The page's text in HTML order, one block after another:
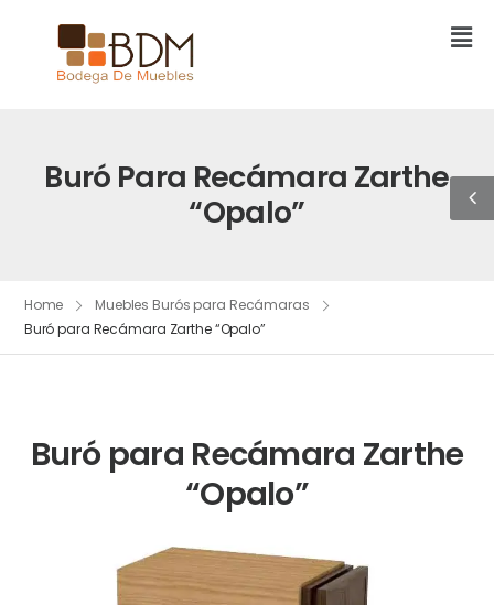
Buró Para Recámara Zarthe
“Opalo”
Home
Muebles Burós para Recámaras
Buró para Recámara Zarthe “Opalo”
Buró para Recámara Zarthe
“Opalo”